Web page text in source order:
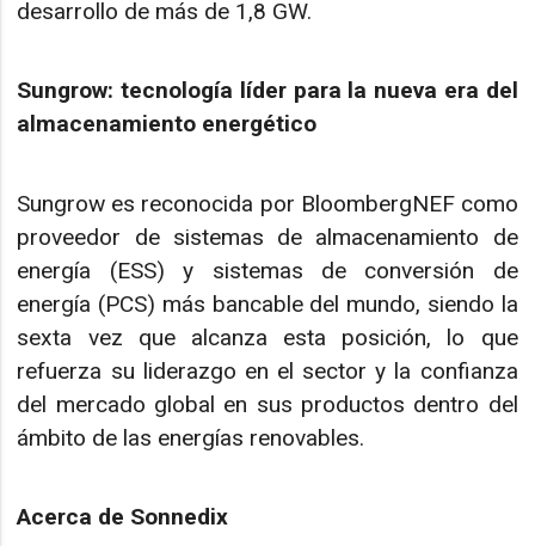
desarrollo de más de 1,8 GW.
Sungrow: tecnología líder para la nueva era del
almacenamiento energético
Sungrow es reconocida por BloombergNEF como
proveedor de sistemas de almacenamiento de
energía (ESS) y sistemas de conversión de
energía (PCS) más bancable del mundo, siendo la
sexta vez que alcanza esta posición, lo que
refuerza su liderazgo en el sector y la confianza
del mercado global en sus productos dentro del
ámbito de las energías renovables.
Acerca de Sonnedix